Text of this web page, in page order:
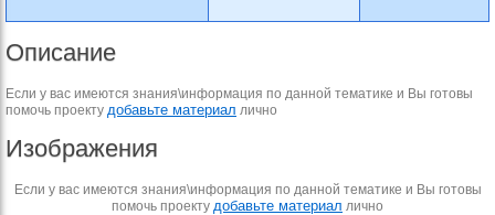
Описание
Если у вас имеются знания\информация по данной тематике и Вы готовы
помочь проекту добавьте материал лично
Изображения
Если у вас имеются знания\информация по данной тематике и Вы готовы
помочь проекту добавьте материал лично